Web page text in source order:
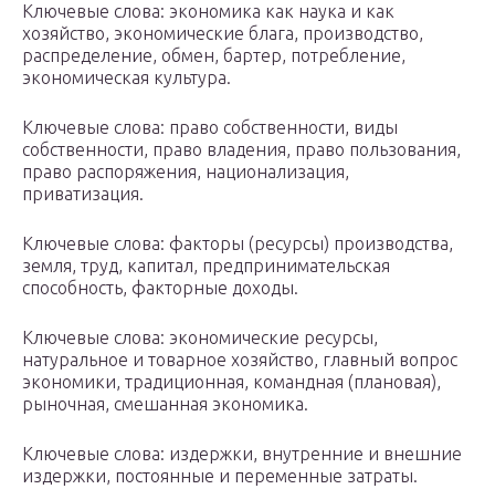
Ключевые слова: экономика как наука и как
хозяйство, экономические блага, производство,
распределение, обмен, бартер, потребление,
экономическая культура.
Ключевые слова: право собственности, виды
собственности, право владения, право пользования,
право распоряжения, национализация,
приватизация.
Ключевые слова: факторы (ресурсы) производства,
земля, труд, капитал, предпринимательская
способность, факторные доходы.
Ключевые слова: экономические ресурсы,
натуральное и товарное хозяйство, главный вопрос
экономики, традиционная, командная (плановая),
рыночная, смешанная экономика.
Ключевые слова: издержки, внутренние и внешние
издержки, постоянные и переменные затраты.